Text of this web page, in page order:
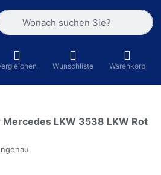
Sie einen Suchbegriff ein.
Wunschliste Warenkorb
LKW 3538 LKW Rot